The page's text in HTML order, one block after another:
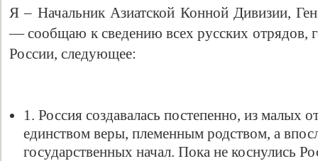
Я – Начальник Азиатской Конной Дивизии,
— сообщаю к сведению всех русских отрядов,
России, следующее:
1. Россия создавалась постепенно, из малых
единством веры, племенным родством, а
государственных начал. Пока не коснулись